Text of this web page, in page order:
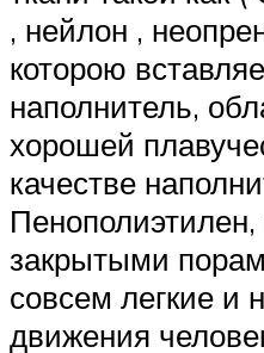
, нейлон ,
которою
наполнитель,
хорошей
качестве
закрытыми
совсем легкие и
движения